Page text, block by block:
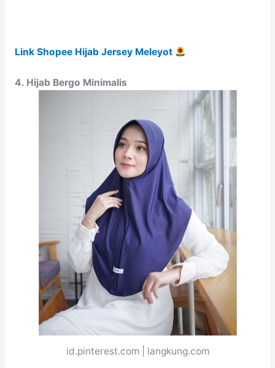
Link Shopee Hijab Jersey Meleyot
4. Hijab Bergo Minimalis
id.pinterest.com | langkung.com